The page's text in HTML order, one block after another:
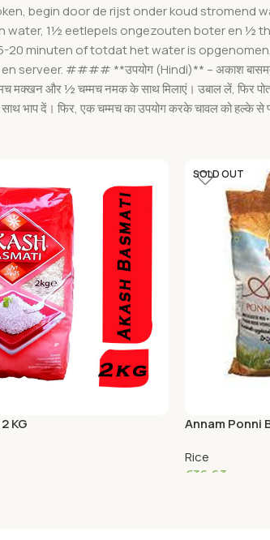
begin door de rijst onder koud
water, 1½ eetlepels ongezouten boter en ½
20 minuten of totdat het water is
#### **उपयोग (Hindi)** – अकाश बासमती
मक्खन और ½ चम्मच नमक के साथ मिलाएं। उबाल लें,
भाप दें। फिर, एक चम्मच का उपयोग करके चावल को हल्के
KG
SOLD OUT
Annam Ponni
Rice
€36.63